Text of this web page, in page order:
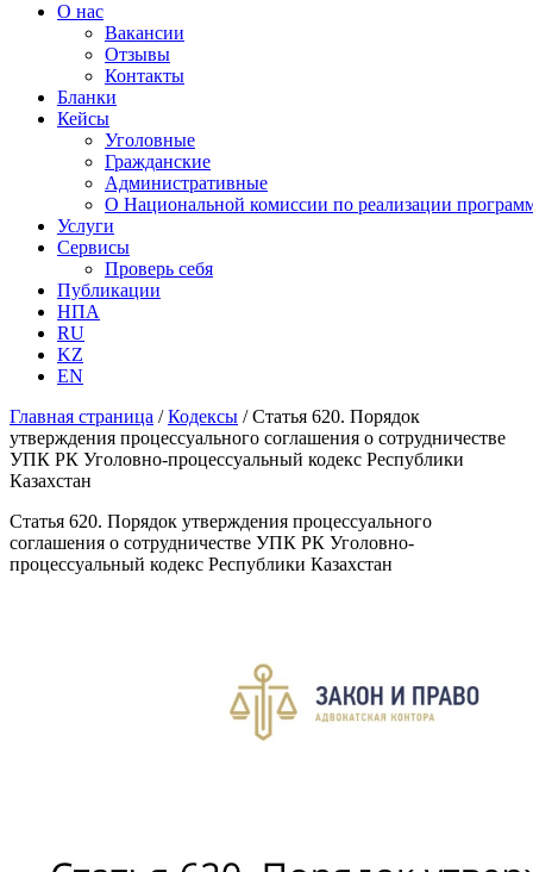
О нас
Вакансии
Отзывы
Контакты
Бланки
Кейсы
Уголовные
Гражданские
Административные
О Национальной комиссии по реализации
Услуги
Сервисы
Проверь себя
Публикации
НПА
RU
KZ
EN
Главная страница /Кодексы /Статья 620. Порядок
утверждения процессуального соглашения о сотрудничестве
УПК РК Уголовно-процессуальный кодекс Республики
Казахстан
Статья 620. Порядок утверждения процессуального
соглашения о сотрудничестве УПК РК Уголовно-
процессуальный кодекс Республики Казахстан